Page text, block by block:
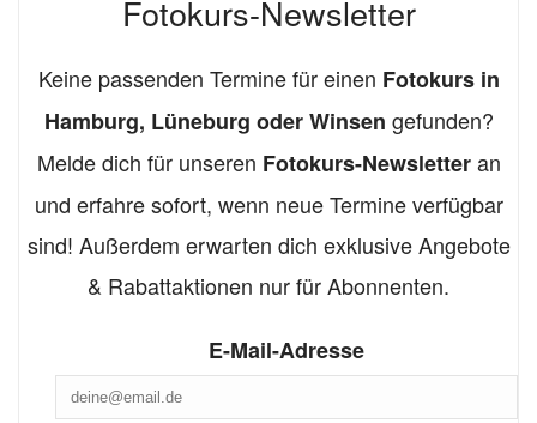
Fotokurs-Newsletter
Keine passenden Termine für einen Fotokurs in
Hamburg, Lüneburg oder Winsen gefunden?
Melde dich für unseren Fotokurs-Newsletteran
und erfahre sofort, wenn neue Termine verfügbar
sind! Außerdem erwarten dich exklusive Angebote
& Rabattaktionen nur für Abonnenten.
E-Mail-Adresse